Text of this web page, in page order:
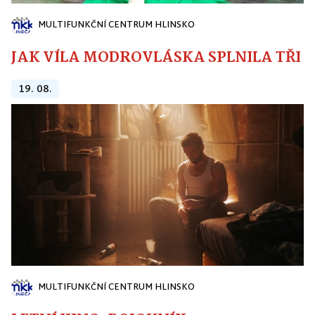
MULTIFUNKČNÍ CENTRUM HLINSKO
JAK VÍLA MODROVLÁSKA SPLNILA
19. 08.
MULTIFUNKČNÍ CENTRUM HLINSKO